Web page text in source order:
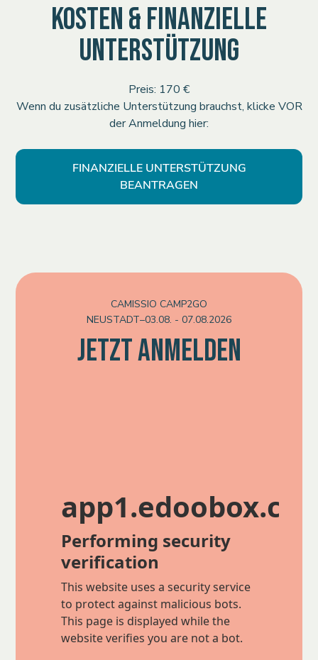
KOSTEN & FINANZIELLE
UNTERSTÜTZUNG
Preis: 170 €
Wenn du zusätzliche Unterstützung brauchst, klicke VOR
der Anmeldung hier:
FINANZIELLE UNTERSTÜTZUNG
BEANTRAGEN
CAMISSIO CAMP2GO
NEUSTADT–03.08. - 07.08.2026
JETZT ANMELDEN